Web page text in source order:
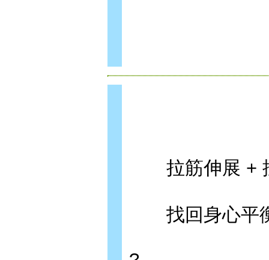
拉筋伸展 +
找回身心平衡